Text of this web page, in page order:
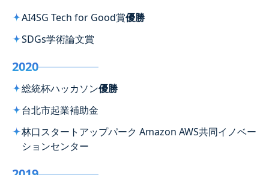
AI4SG Tech for Good賞優勝
SDGs学術論文賞
2020
総統杯ハッカソン優勝
台北市起業補助金
林口スタートアップパーク Amazon AWS共同イノベー
ションセンター